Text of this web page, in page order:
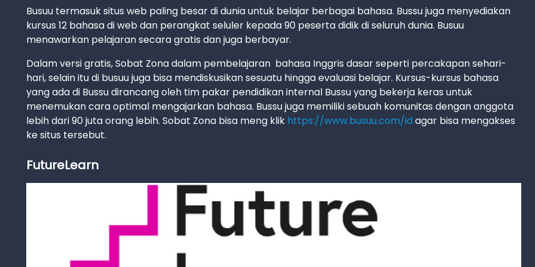
Busuu termasuk situs web paling besar di dunia untuk belajar berbagai bahasa. Bussu juga menyediakan
kursus 12 bahasa di web dan perangkat seluler kepada 90 peserta didik di seluruh dunia. Busuu
menawarkan pelajaran secara gratis dan juga berbayar.
Dalam versi gratis, Sobat Zona dalam pembelajaran bahasa Inggris dasar seperti percakapan sehari-
hari, selain itu di busuu juga bisa mendiskusikan sesuatu hingga evaluasi belajar. Kursus-kursus bahasa
yang ada di Bussu dirancang oleh tim pakar pendidikan internal Bussu yang bekerja keras untuk
menemukan cara optimal mengajarkan bahasa. Bussu juga memiliki sebuah komunitas dengan anggota
lebih dari 90 juta orang lebih. Sobat Zona bisa meng klik https://www.busuu.com/id agar bisa mengakses
ke situs tersebut.
FutureLearn